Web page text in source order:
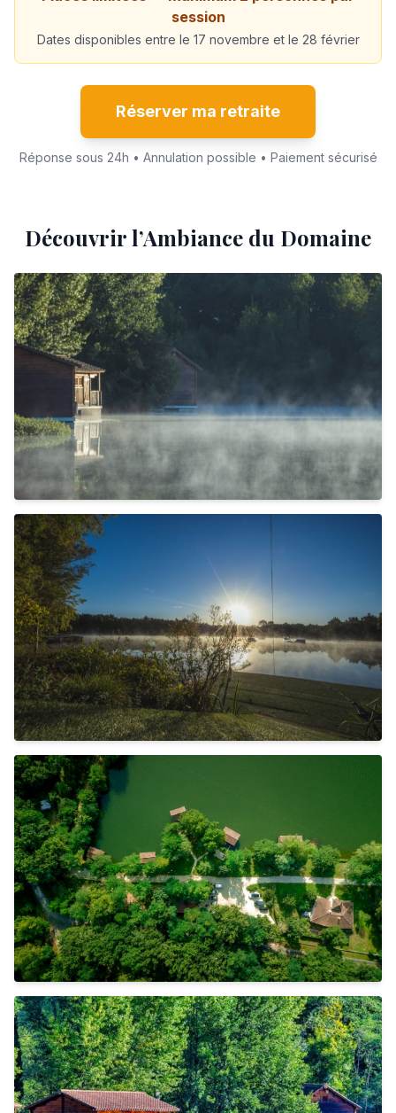
session
Dates disponibles entre le 17 novembre et le 28 février
Réserver ma retraite
Réponse sous 24h • Annulation possible • Paiement sécurisé
Découvrir l’Ambiance du Domaine